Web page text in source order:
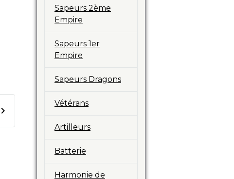
Sapeurs 2ème
Empire
Sapeurs 1er
Empire
Sapeurs Dragons
Vétérans
Artilleurs
Batterie
Harmonie de